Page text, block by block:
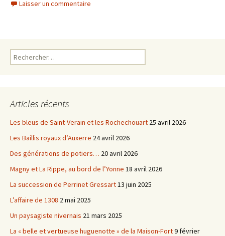
e
t
Laisser un commentaire
Rechercher :
Articles récents
Les bleus de Saint-Verain et les Rochechouart 25 avril 2026
Les Baillis royaux d’Auxerre 24 avril 2026
Des générations de potiers… 20 avril 2026
Magny et La Rippe, au bord de l’Yonne 18 avril 2026
La succession de Perrinet Gressart13 juin 2025
L’affaire de 1308 2 mai 2025
Un paysagiste nivernais 21 mars 2025
La « belle et vertueuse huguenotte » de la Maison-Fort9 février